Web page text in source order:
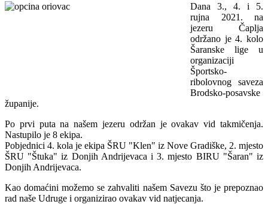
Dana 3., 4. i 5.
rujna 2021. na
jezeru Čaplja
održano je 4. kolo
Šaranske lige u
organizaciji
Športsko-
ribolovnog saveza
Brodsko-posavske
županije.
Po prvi puta na našem jezeru održan je ovakav vid takmičenja.
Nastupilo je 8 ekipa.
Pobjednici 4. kola je ekipa ŠRU "Klen" iz Nove Gradiške, 2. mjesto
ŠRU "Štuka" iz Donjih Andrijevaca i 3. mjesto BIRU "Šaran" iz
Donjih Andrijevaca.
Kao domaćini možemo se zahvaliti našem Savezu što je prepoznao
rad naše Udruge i organizirao ovakav vid natjecanja.